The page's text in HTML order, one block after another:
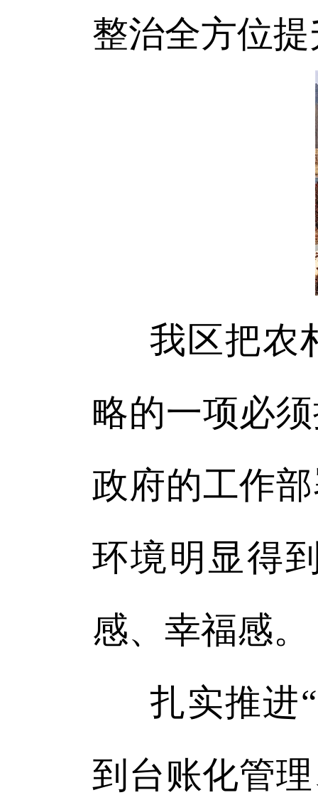
整治全方位
我区把农
略的一项必
政府的工作
环境明显得
感、幸福感。
扎实推进
到台账化管